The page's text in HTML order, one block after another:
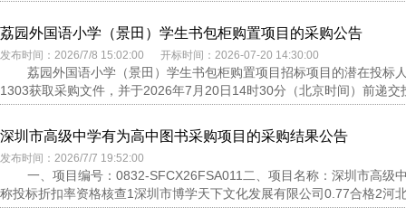
荔园外国语小学（景田）学生书包柜购置项目的采购公告
发布时间：2026/7/8 15:02:00 开标时间：2026-07-20 14:30:00
荔园外国语小学（景田）学生书包柜购置项目招标项目的潜在投
1303获取采购文件，并于2026年7月20日14时30分（北京时间）前递交
深圳市高级中学有为高中图书采购项目的采购结果公告
发布时间：2026/7/7 19:52:00
一、项目编号：0832-SFCX26FSA011二、项目名称：深圳市高级
称投标折扣率资格核查1深圳市博学天下文化发展有限公司0.77合格2河